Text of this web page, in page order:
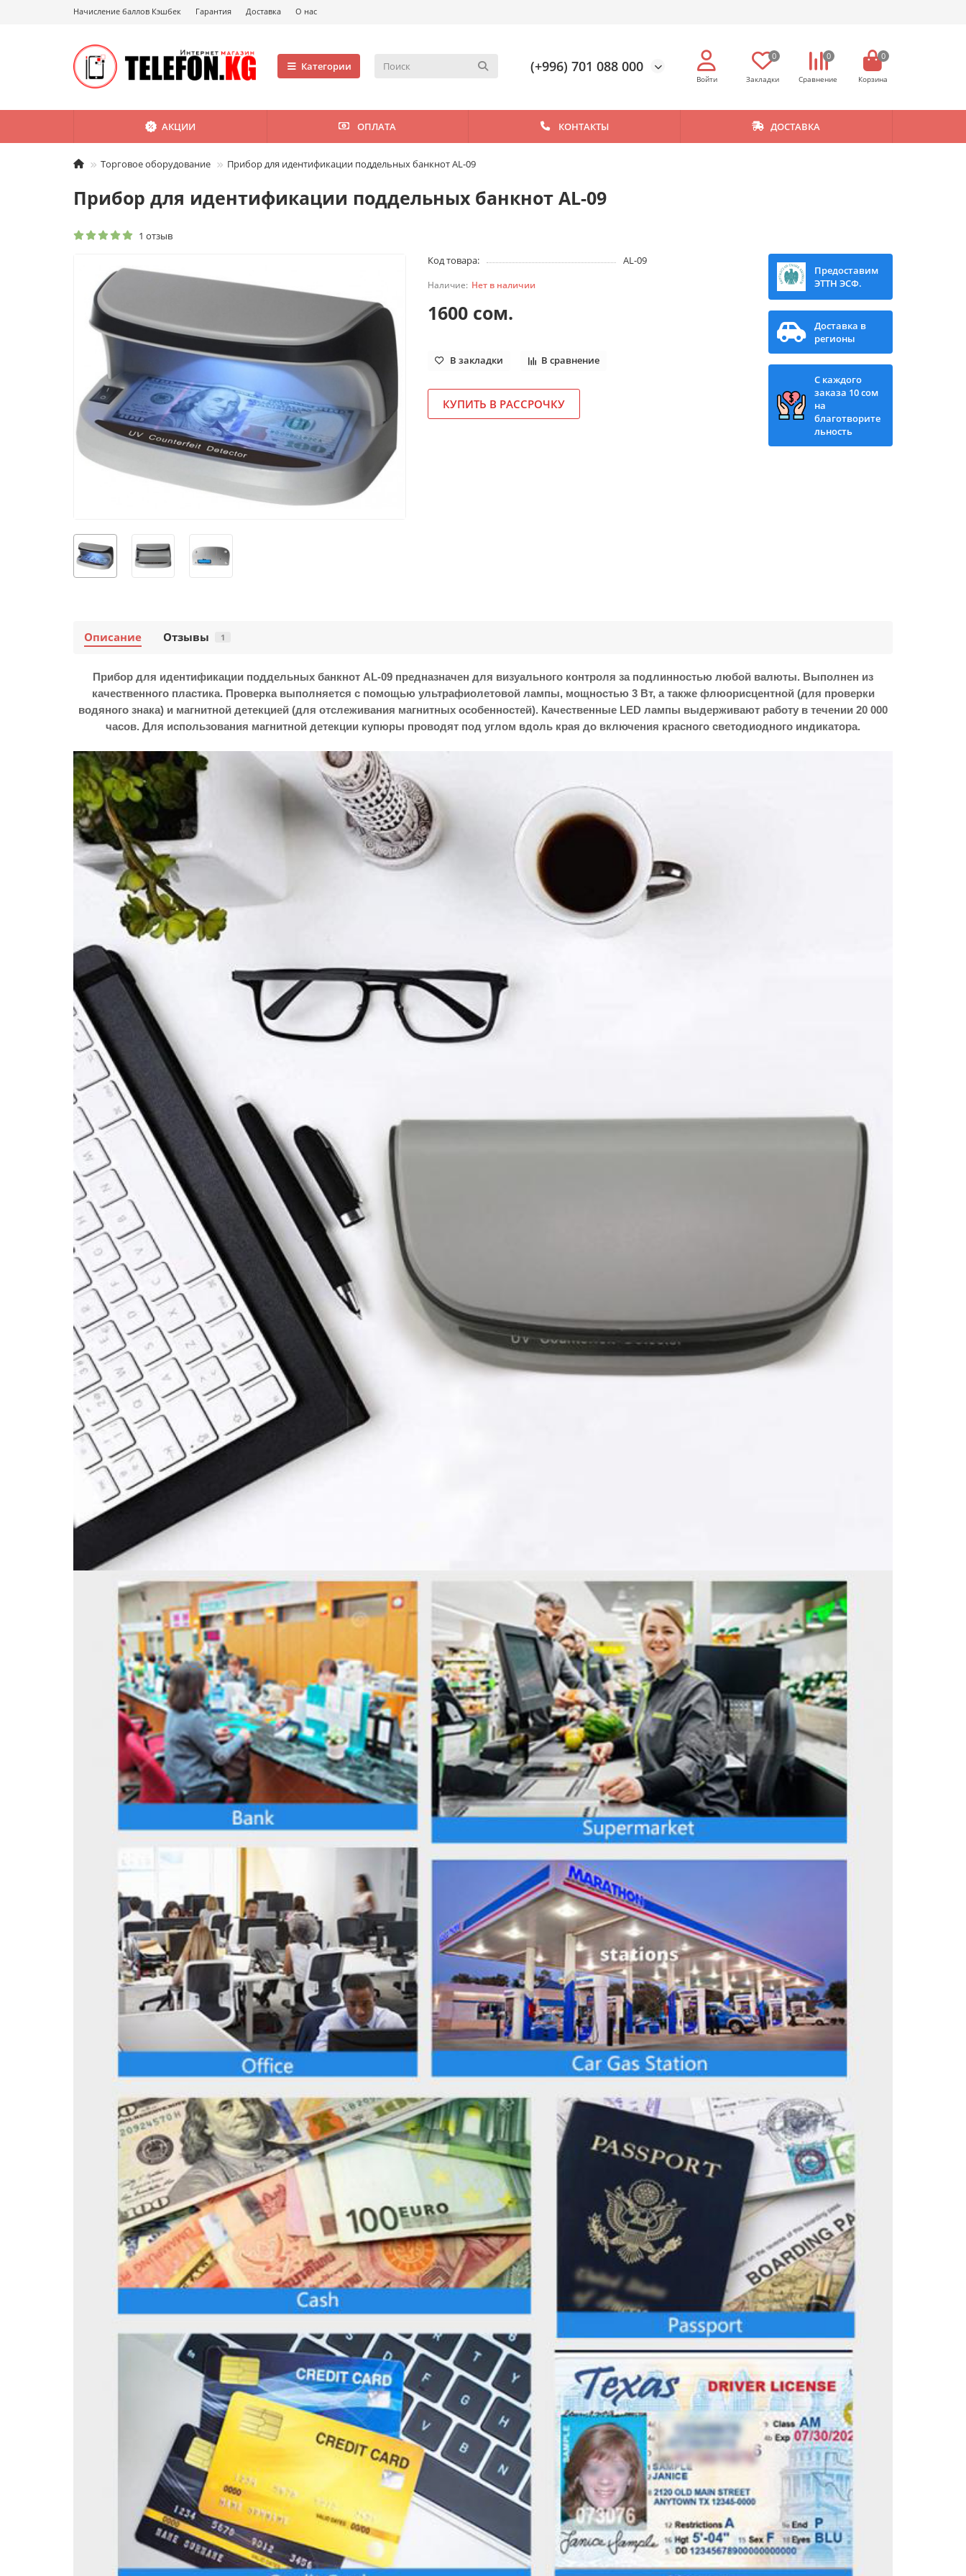
Начисление баллов Кэшбек Гарантия Доставка О нас
Категории (+996) 701 088 000
0 0 0
АКЦИИ ОПЛАТА КОНТАКТЫ ДОСТАВКА
Торговое оборудование Прибор для идентификации поддельных банкнот AL-09
Прибор для идентификации поддельных банкнот AL-09
1 отзыв
Код товара:
AL-09
Нет в наличии
1600 сом.
В закладки В сравнение
КУПИТЬ В РАССРОЧКУ
Предоставим
ЭТТН ЭСФ.
Доставка в
регионы
С каждого
заказа 10 сом
на
благотворите
льность
Описание Отзывы 1
Прибор для идентификации поддельных банкнот AL-09 предназначен для визуального контроля за подлинностью любой валюты. Выполнен из
качественного пластика. Проверка выполняется с помощью ультрафиолетовой лампы, мощностью 3 Вт, а также флюорисцентной (для проверки
водяного знака) и магнитной детекцией (для отслеживания магнитных особенностей). Качественные LED лампы выдерживают работу в течении 20 000
часов. Для использования магнитной детекции купюры проводят под углом вдоль края до включения красного светодиодного индикатора.